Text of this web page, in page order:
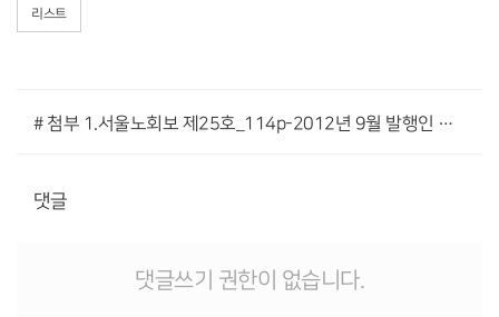
리스트
# 첨부 1.서울노회보 제25호_114p-2012년 9월 발행인 이철신 목사_편집인 장창덕 목사-01.pdf
댓글
댓글쓰기 권한이 없습니다.